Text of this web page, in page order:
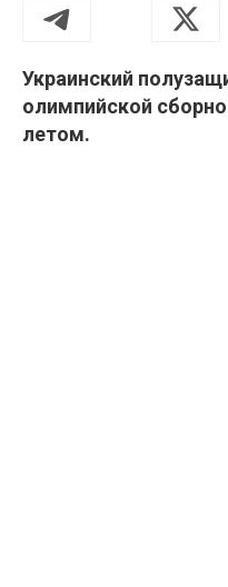
Украинский
олимпийской
летом.